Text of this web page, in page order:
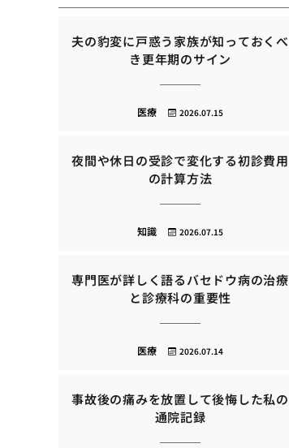
夫の豹変に戸惑う家族が知っておくべ
き更年期のサイン
2026.07.15
医療
夜間や休日の受診で変化する初診費用
の計算方法
2026.07.15
知識
専門医が詳しく語るバセドウ病の治療
と診療科の重要性
2026.07.14
医療
事故後の痛みを放置して後悔した私の
通院記録